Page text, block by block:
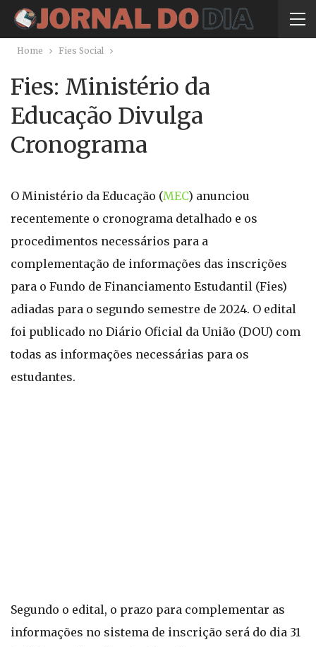
Home Fies Social
Fies: Ministério da
Educação Divulga
Cronograma
O Ministério da Educação (MEC) anunciou
recentemente o cronograma detalhado e os
procedimentos necessários para a
complementação de informações das inscrições
para o Fundo de Financiamento Estudantil (Fies)
adiadas para o segundo semestre de 2024. O edital
foi publicado no Diário Oficial da União (DOU) com
todas as informações necessárias para os
estudantes.
Segundo o edital, o prazo para complementar as
informações no sistema de inscrição será do dia 31